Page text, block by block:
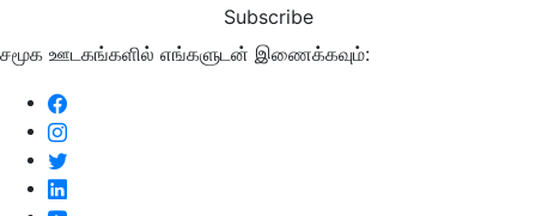
Subscribe
சமூக ஊடகங்களில் எங்களுடன் இணைக்கவும்: